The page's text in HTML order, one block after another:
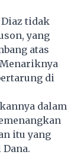
tidak
yang
atas
di
dalam
itu yang